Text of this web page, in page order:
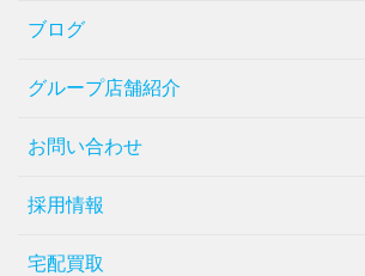
ブログ
グループ店舗紹介
お問い合わせ
採用情報
宅配買取